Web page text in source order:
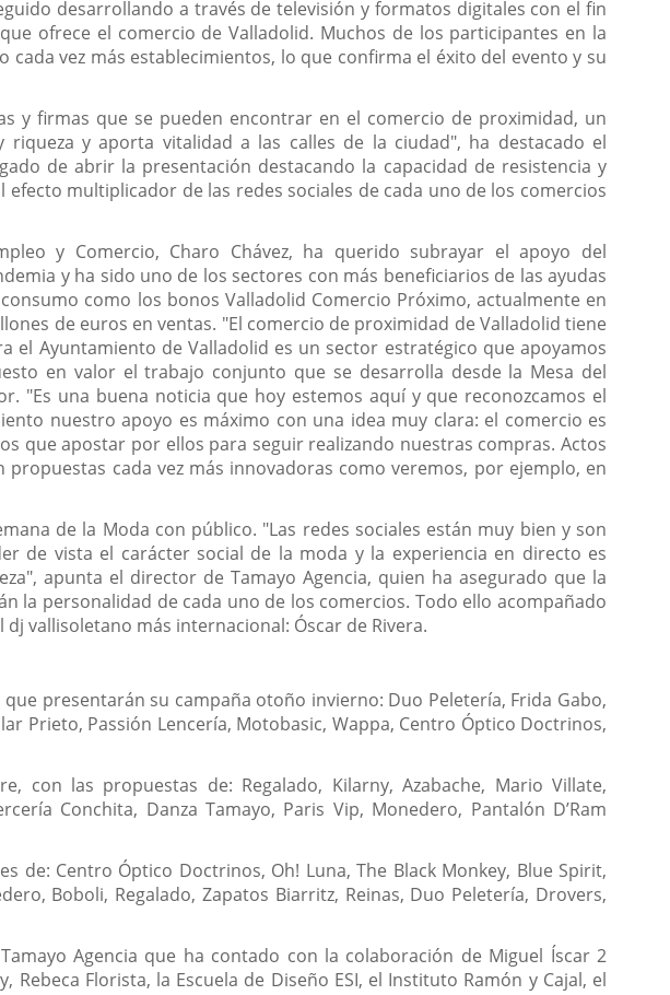
desarrollando a través de televisión y formatos digitales con el fin
ofrece el comercio de Valladolid. Muchos de los participantes en la
vez más establecimientos, lo que confirma el éxito del evento y su
y firmas que se pueden encontrar en el comercio de proximidad, un
y aporta vitalidad a las calles de la ciudad", ha destacado el
de abrir la presentación destacando la capacidad de resistencia y
multiplicador de las redes sociales de cada uno de los comercios
y Comercio, Charo Chávez, ha querido subrayar el apoyo del
y ha sido uno de los sectores con más beneficiarios de las ayudas
como los bonos Valladolid Comercio Próximo, actualmente en
de euros en ventas. "El comercio de proximidad de Valladolid tiene
Ayuntamiento de Valladolid es un sector estratégico que apoyamos
en valor el trabajo conjunto que se desarrolla desde la Mesa del
"Es una buena noticia que hoy estemos aquí y que reconozcamos el
nuestro apoyo es máximo con una idea muy clara: el comercio es
que apostar por ellos para seguir realizando nuestras compras. Actos
cada vez más innovadoras como veremos, por ejemplo, en
de la Moda con público. "Las redes sociales están muy bien y son
de vista el carácter social de la moda y la experiencia en directo es
apunta el director de Tamayo Agencia, quien ha asegurado que la
la personalidad de cada uno de los comercios. Todo ello acompañado
vallisoletano más internacional: Óscar de Rivera.
presentarán su campaña otoño invierno: Duo Peletería, Frida Gabo,
Prieto, Passión Lencería, Motobasic, Wappa, Centro Óptico Doctrinos,
con las propuestas de: Regalado, Kilarny, Azabache, Mario Villate,
Conchita, Danza Tamayo, Paris Vip, Monedero, Pantalón D’Ram
de: Centro Óptico Doctrinos, Oh! Luna, The Black Monkey, Blue Spirit,
Boboli, Regalado, Zapatos Biarritz, Reinas, Duo Peletería, Drovers,
Agencia que ha contado con la colaboración de Miguel Íscar 2
Florista, la Escuela de Diseño ESI, el Instituto Ramón y Cajal, el